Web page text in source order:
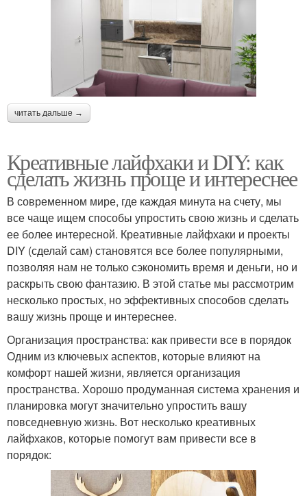
читать дальше →
Креативные лайфхаки и DIY: как
сделать жизнь проще и интереснее
В современном мире, где каждая минута на счету, мы
все чаще ищем способы упростить свою жизнь и сделать
ее более интересной. Креативные лайфхаки и проекты
DIY (сделай сам) становятся все более популярными,
позволяя нам не только сэкономить время и деньги, но и
раскрыть свою фантазию. В этой статье мы рассмотрим
несколько простых, но эффективных способов сделать
вашу жизнь проще и интереснее.
Организация пространства: как привести все в порядок
Одним из ключевых аспектов, которые влияют на
комфорт нашей жизни, является организация
пространства. Хорошо продуманная система хранения и
планировка могут значительно упростить вашу
повседневную жизнь. Вот несколько креативных
лайфхаков, которые помогут вам привести все в
порядок: